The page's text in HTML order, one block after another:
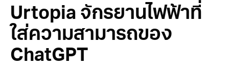
Urtopia จักรยานไฟฟ้าที่
ใส่ความสามารถของ
ChatGPT